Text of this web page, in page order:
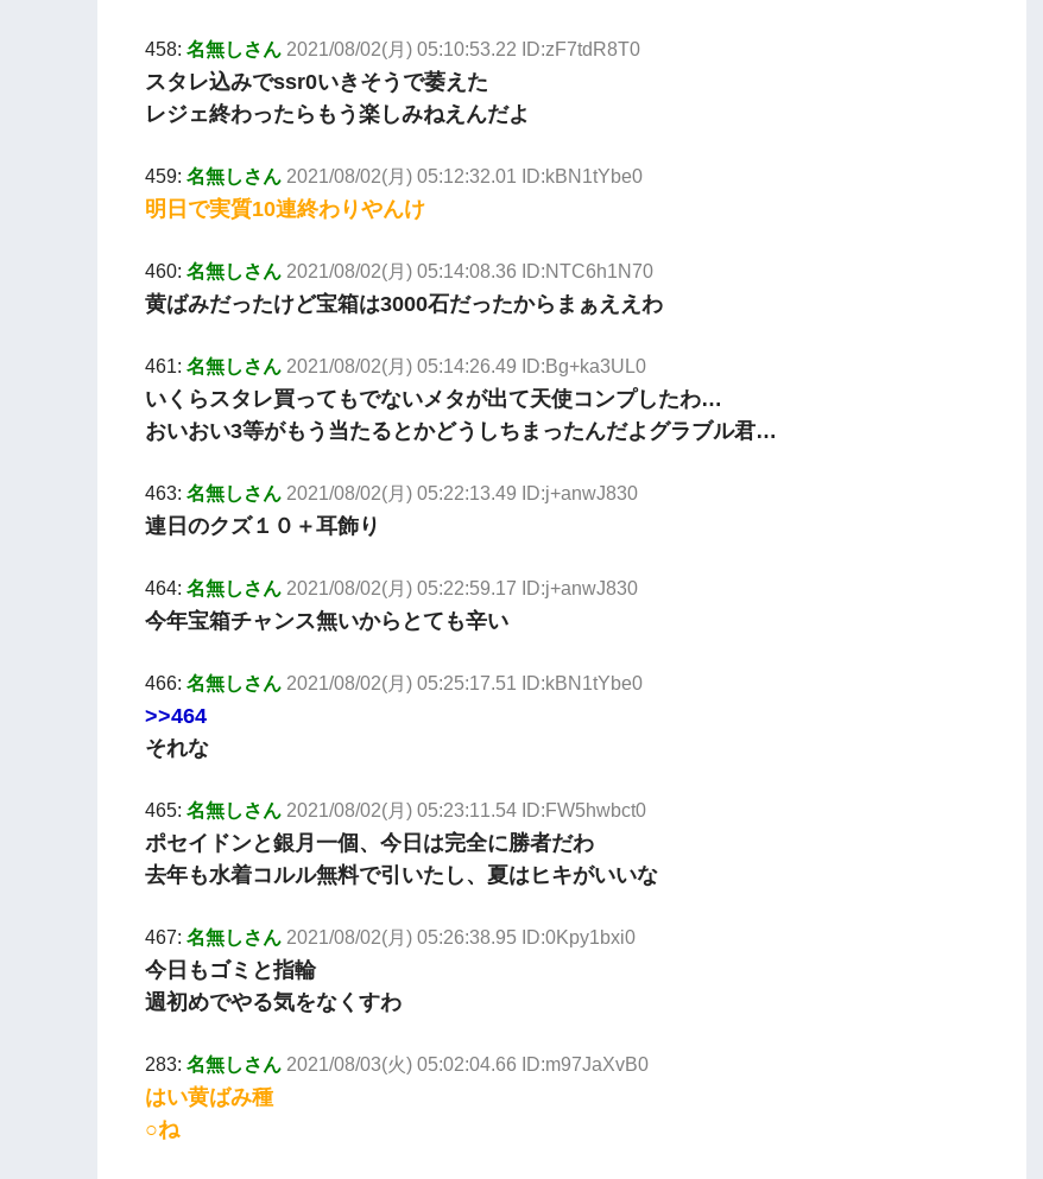
458: 名無しさん 2021/08/02(月) 05:10:53.22 ID:zF7tdR8T0
スタレ込みでssr0いきそうで萎えた
レジェ終わったらもう楽しみねえんだよ
459: 名無しさん 2021/08/02(月) 05:12:32.01 ID:kBN1tYbe0
明日で実質10連終わりやんけ
460: 名無しさん 2021/08/02(月) 05:14:08.36 ID:NTC6h1N70
黄ばみだったけど宝箱は3000石だったからまぁええわ
461: 名無しさん 2021/08/02(月) 05:14:26.49 ID:Bg+ka3UL0
いくらスタレ買ってもでないメタが出て天使コンプしたわ…
おいおい3等がもう当たるとかどうしちまったんだよグラブル君…
463: 名無しさん 2021/08/02(月) 05:22:13.49 ID:j+anwJ830
連日のクズ１０＋耳飾り
464: 名無しさん 2021/08/02(月) 05:22:59.17 ID:j+anwJ830
今年宝箱チャンス無いからとても辛い
466: 名無しさん 2021/08/02(月) 05:25:17.51 ID:kBN1tYbe0
>>464
それな
465: 名無しさん 2021/08/02(月) 05:23:11.54 ID:FW5hwbct0
ポセイドンと銀月一個、今日は完全に勝者だわ
去年も水着コルル無料で引いたし、夏はヒキがいいな
467: 名無しさん 2021/08/02(月) 05:26:38.95 ID:0Kpy1bxi0
今日もゴミと指輪
週初めでやる気をなくすわ
283: 名無しさん 2021/08/03(火) 05:02:04.66 ID:m97JaXvB0
はい黄ばみ種
○ね